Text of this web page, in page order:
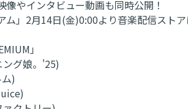
像やインタビュー動画も同時公開！
ム」2月14日(金)0:00より音楽配信スト
」
グ娘。'25)
)